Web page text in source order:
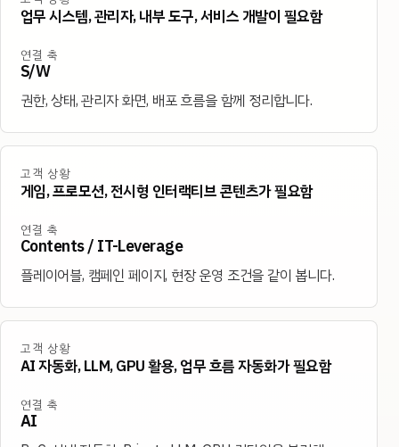
업무 시스템, 관리자, 내부 도구, 서비스 개발이 필요함
연결 축
S/W
권한, 상태, 관리자 화면, 배포 흐름을 함께 정리합니다.
고객 상황
게임, 프로모션, 전시형 인터랙티브 콘텐츠가 필요함
연결 축
Contents / IT-Leverage
플레이어블, 캠페인 페이지, 현장 운영 조건을 같이 봅니다.
고객 상황
AI 자동화, LLM, GPU 활용, 업무 흐름 자동화가 필요함
연결 축
AI